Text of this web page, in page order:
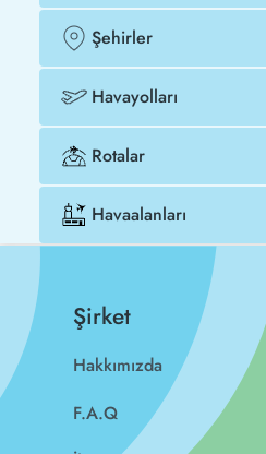
Şehirler
Havayolları
Rotalar
Havaalanları
Şirket
Hakkımızda
F.A.Q